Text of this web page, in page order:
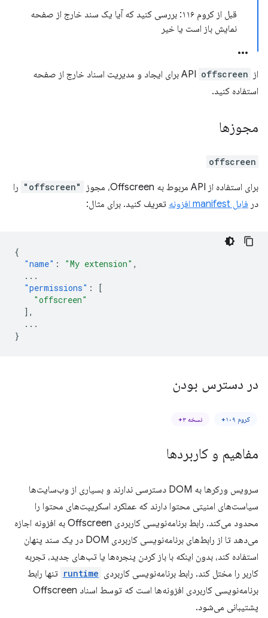
قبل از کروم ۱۱۶: بررسی کنید که آیا یک سند خارج از صفحه
نمایش باز است یا خیر
از API offscreen
برای ایجاد و مدیریت اسناد خارج از صفحه
استفاده کنید.
مجوزها
offscreen
برای استفاده از API مربوط به Offscreen، مجوز "offscreen"
را
در فایل manifest افزونه تعریف کنید. برای مثال:
{
"name" : "My extension" ,
...
"permissions" :
[
"offscreen"
],
...
}
در دسترس بودن
کروم ۱۰۹+ نسخه ۳+
مفاهیم و کاربردها
سرویس ورکرها به DOM دسترسی ندارند و بسیاری از وب‌سایت‌ها
سیاست‌های امنیتی محتوا دارند که عملکرد اسکریپت‌های محتوا را
محدود می‌کند. رابط برنامه‌نویسی کاربردی Offscreen به افزونه اجازه
می‌دهد تا از رابط‌های برنامه‌نویسی کاربردی DOM در یک سند پنهان
استفاده کند، بدون اینکه با باز کردن پنجره‌ها یا تب‌های جدید، تجربه
کاربر را مختل کند. رابط برنامه‌نویسی کاربردی runtime تنها رابط
برنامه‌نویسی کاربردی افزونه‌ها است که توسط اسناد Offscreen
پشتیبانی می‌شود.